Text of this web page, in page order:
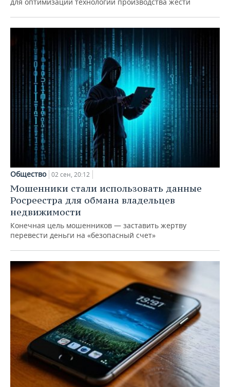
для оптимизации технологии производства жести
Общество 02 сен, 20:12
Мошенники стали использовать данные
Росреестра для обмана владельцев
недвижимости
Конечная цель мошенников — заставить жертву
перевести деньги на «безопасный счет»